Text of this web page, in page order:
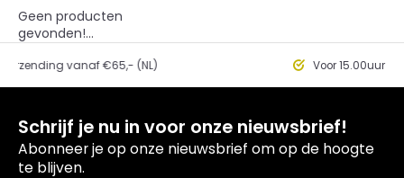
Geen producten
gevonden!...
vanaf €65,- (NL) Voor 15.00uur besteld,
Schrijf je nu in voor onze nieuwsbrief!
Abonneer je op onze nieuwsbrief om op de hoogte
te blijven.